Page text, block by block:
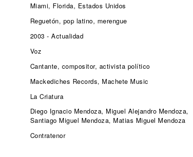
Miami, Florida, Estados Unidos
Reguetón, pop latino, merengue
2003 - Actualidad
Voz
Cantante, compositor, activista político
Mackediches Records, Machete Music
La Criatura
Diego Ignacio Mendoza, Miguel Alejandro Mendoza,
Santiago Miguel Mendoza, Matias Miguel Mendoza
Contratenor